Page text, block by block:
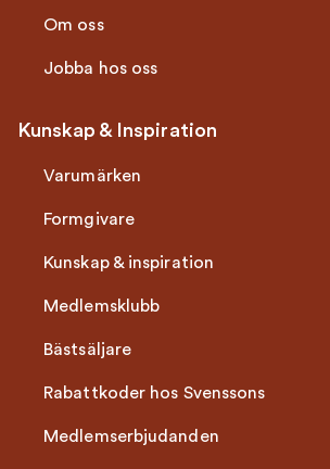
Om oss
Jobba hos oss
Kunskap & Inspiration
Varumärken
Formgivare
Kunskap & inspiration
Medlemsklubb
Bästsäljare
Rabattkoder hos Svenssons
Medlemserbjudanden